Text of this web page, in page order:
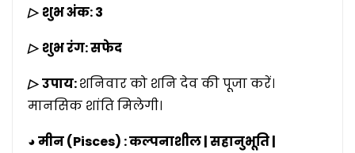
▷ शुभ अंक: 3
▷ शुभ रंग: सफेद
▷उपाय:शनिवार को शनि देव की पूजा करें।
मानसिक शांति मिलेगी।
◕ मीन (Pisces) : कल्पनाशील | सहानुभूति |